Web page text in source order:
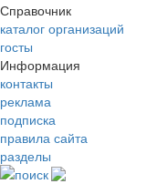
Справочник
каталог организаций
госты
Информация
контакты
реклама
подписка
правила сайта
разделы
поиск